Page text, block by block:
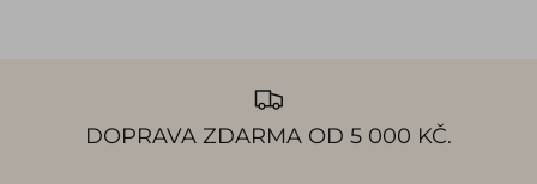
DOPRAVA ZDARMA OD 5 000 KČ.